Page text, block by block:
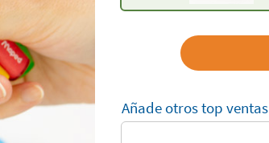
Añade otros top ventas